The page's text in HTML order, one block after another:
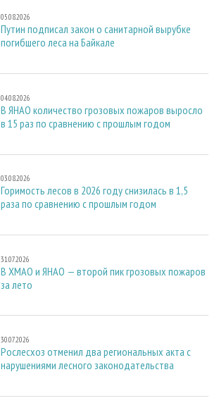
05.08.2026
Путин подписал закон о санитарной вырубке
погибшего леса на Байкале
04.08.2026
В ЯНАО количество грозовых пожаров выросло
в 15 раз по сравнению с прошлым годом
03.08.2026
Горимость лесов в 2026 году снизилась в 1,5
раза по сравнению с прошлым годом
31.07.2026
В ХМАО и ЯНАО — второй пик грозовых пожаров
за лето
30.07.2026
Рослесхоз отменил два региональных акта с
нарушениями лесного законодательства